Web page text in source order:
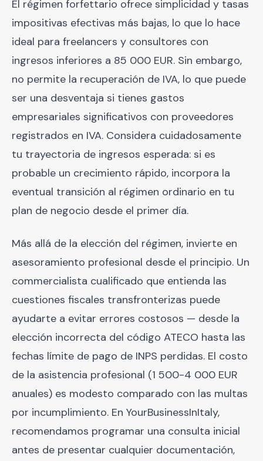
El régimen forfettario ofrece simplicidad y tasas
impositivas efectivas más bajas, lo que lo hace
ideal para freelancers y consultores con
ingresos inferiores a 85 000 EUR. Sin embargo,
no permite la recuperación de IVA, lo que puede
ser una desventaja si tienes gastos
empresariales significativos con proveedores
registrados en IVA. Considera cuidadosamente
tu trayectoria de ingresos esperada: si es
probable un crecimiento rápido, incorpora la
eventual transición al régimen ordinario en tu
plan de negocio desde el primer día.
Más allá de la elección del régimen, invierte en
asesoramiento profesional desde el principio. Un
commercialista cualificado que entienda las
cuestiones fiscales transfronterizas puede
ayudarte a evitar errores costosos — desde la
elección incorrecta del código ATECO hasta las
fechas límite de pago de INPS perdidas. El costo
de la asistencia profesional (1 500-4 000 EUR
anuales) es modesto comparado con las multas
por incumplimiento. En YourBusinessInItaly,
recomendamos programar una consulta inicial
antes de presentar cualquier documentación,